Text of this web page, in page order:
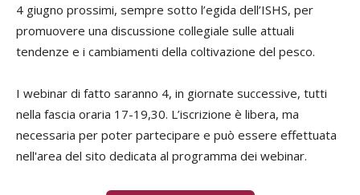
4 giugno prossimi, sempre sotto l’egida dell’ISHS, per
promuovere una discussione collegiale sulle attuali
tendenze e i cambiamenti della coltivazione del pesco.
I webinar di fatto saranno 4, in giornate successive, tutti
nella fascia oraria 17-19,30. L’iscrizione è libera, ma
necessaria per poter partecipare e può essere effettuata
nell'area del sito dedicata al programma dei webinar.